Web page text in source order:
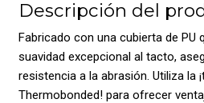
Descripción del
Fabricado con una cubierta de PU
suavidad excepcional al tacto,
resistencia a la abrasión. Utiliza la
Thermobonded! para ofrecer